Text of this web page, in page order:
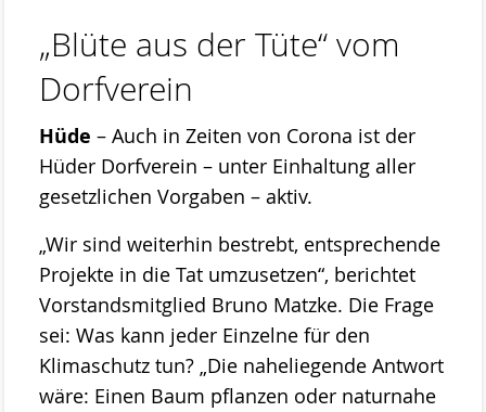
Brammer Bach
Feuchtwiesenpflege
Artenschutz
Stemweder Berg
Obstwiese „Auf den Bröken“
Sortenliste/Pflanzplan
Entwicklung von Obstwiesen in NW-
Deutschland
Heideentwicklung
„Blüte aus der Tüte“ vom
Dorfverein
Hüde – Auch in Zeiten von Corona ist der
Hüder Dorfverein – unter Einhaltung aller
gesetzlichen Vorgaben – aktiv.
„Wir sind weiterhin bestrebt, entsprechende
Projekte in die Tat umzusetzen“, berichtet
Vorstandsmitglied Bruno Matzke. Die Frage
sei: Was kann jeder Einzelne für den
Klimaschutz tun? „Die naheliegende Antwort
wäre: Einen Baum pflanzen oder naturnahe